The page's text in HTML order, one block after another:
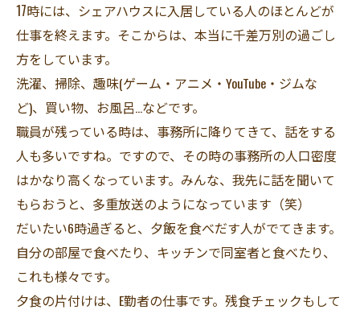
17時には、シェアハウスに入居している人のほとんどが
仕事を終えます。そこからは、本当に千差万別の過ごし
方をしています。
洗濯、掃除、趣味(ゲーム・アニメ・YouTube・ジムな
ど)、買い物、お風呂…などです。
職員が残っている時は、事務所に降りてきて、話をする
人も多いですね。ですので、その時の事務所の人口密度
はかなり高くなっています。みんな、我先に話を聞いて
もらおうと、多重放送のようになっています（笑）
だいたい6時過ぎると、夕飯を食べだす人がでてきます。
自分の部屋で食べたり、キッチンで同室者と食べたり、
これも様々です。
夕食の片付けは、E勤者の仕事です。残食チェックもして